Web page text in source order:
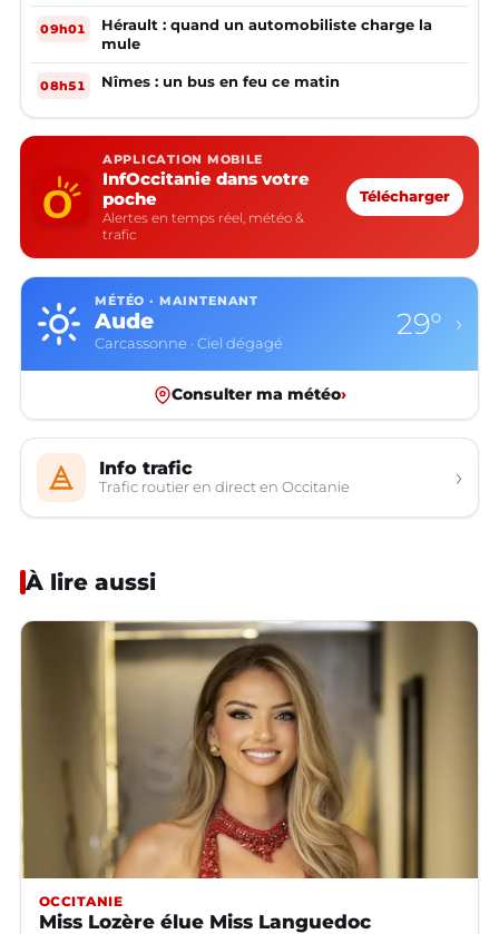
09h01
Hérault : quand un automobiliste charge la
mule
08h51 Nîmes : un bus en feu ce matin
APPLICATION MOBILE
InfOccitanie dans votre
poche
Alertes en temps réel, météo &
trafic
Télécharger
MÉTÉO · MAINTENANT
Aude
Carcassonne · Ciel dégagé
29° ›
Consulter ma météo›
Info trafic
Trafic routier en direct en Occitanie ›
À lire aussi
OCCITANIE
Miss Lozère élue Miss Languedoc